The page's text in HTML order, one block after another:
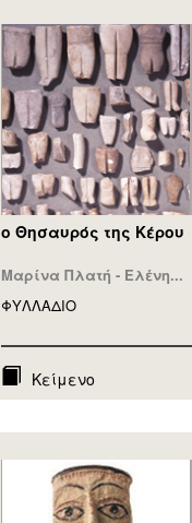
ο Θησαυρός της Κέρου
Μαρίνα Πλατή - Ελένη...
ΦΥΛΛAΔΙΟ
Κείμενο